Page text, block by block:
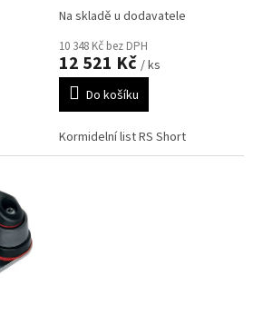
Na skladě u dodavatele
10 348 Kč bez DPH
12 521 Kč / ks
Do košíku
Kormidelní list RS Short